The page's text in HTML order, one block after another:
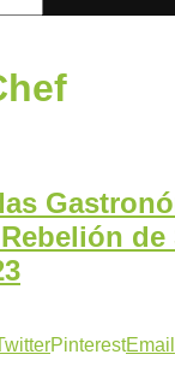
de
PinterestEmail